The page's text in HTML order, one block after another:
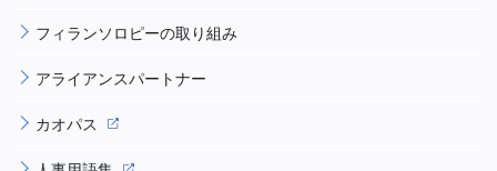
フィランソロピーの取り組み
アライアンスパートナー
カオパス